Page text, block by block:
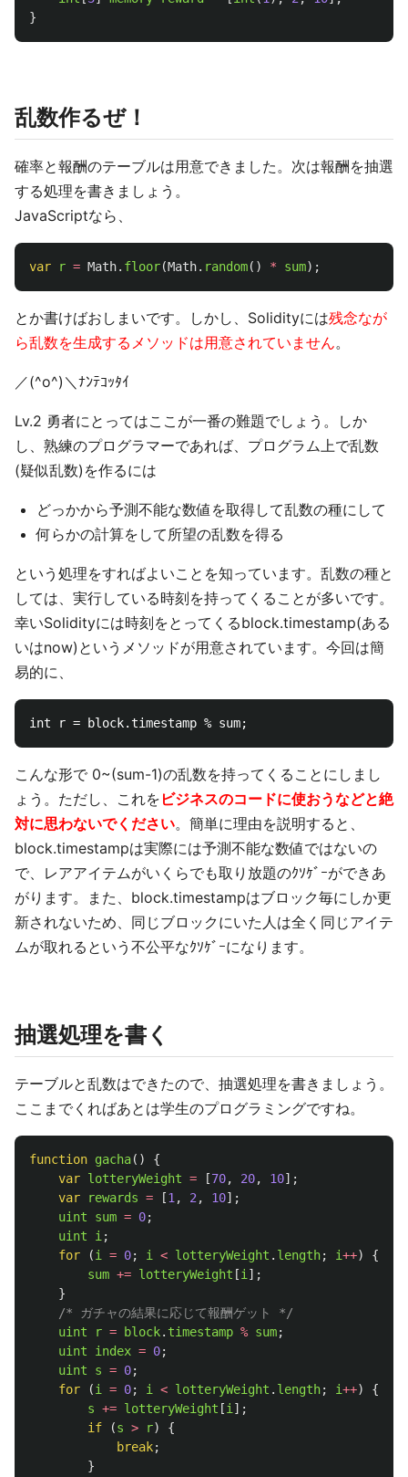
}
乱数作るぜ！
確率と報酬のテーブルは用意できました。次は報酬を抽選
する処理を書きましょう。
JavaScriptなら、
var r = Math. floor(Math. random() * sum);
とか書けばおしまいです。しかし、Solidityには残念なが
ら乱数を生成するメソッドは用意されていません。
／(^o^)＼ﾅﾝﾃｺｯﾀｲ
Lv.2 勇者にとってはここが一番の難題でしょう。しか
し、熟練のプログラマーであれば、プログラム上で乱数
(疑似乱数)を作るには
どっかから予測不能な数値を取得して乱数の種にして
何らかの計算をして所望の乱数を得る
という処理をすればよいことを知っています。乱数の種と
しては、実行している時刻を持ってくることが多いです。
幸いSolidityには時刻をとってくるblock.timestamp(ある
いはnow)というメソッドが用意されています。今回は簡
易的に、
こんな形で 0~(sum-1)の乱数を持ってくることにしまし
ょう。ただし、これを ビジネスのコードに使おうなどと絶
対に思わないでください。簡単に理由を説明すると、
block.timestampは実際には予測不能な数値ではないの
で、レアアイテムがいくらでも取り放題のｸｿｹﾞｰができあ
がります。また、block.timestampはブロック毎にしか更
新されないため、同じブロックにいた人は全く同じアイテ
ムが取れるという不公平なｸｿｹﾞｰになります。
抽選処理を書く
テーブルと乱数はできたので、抽選処理を書きましょう。
ここまでくればあとは学生のプログラミングですね。
function gacha()
{
var lotteryWeight = [70, 20, 10];
var
rewards = [1 , 2 , 10];
uint
sum = 0;
uint
i ;
for
(i = 0; i < lotteryWeight . length; i++)
{
sum += lotteryWeight [i ];
}
/* ガチャの結果に応じて報酬ゲット */
uint
r = block. timestamp % sum;
uint
index = 0;
uint
s = 0;
for
(i = 0; i < lotteryWeight . length; i++)
{
s += lotteryWeight [i ];
if
(s > r)
{
break;
}